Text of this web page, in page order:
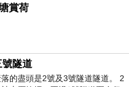
賞荷
隧道
的盡頭是2號及3號隧道隧道。 2